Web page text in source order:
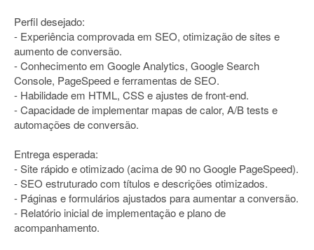
Perfil desejado:
- Experiência comprovada em SEO, otimização de sites e
aumento de conversão.
- Conhecimento em Google Analytics, Google Search
Console, PageSpeed e ferramentas de SEO.
- Habilidade em HTML, CSS e ajustes de front-end.
- Capacidade de implementar mapas de calor, A/B tests e
automações de conversão.
Entrega esperada:
- Site rápido e otimizado (acima de 90 no Google PageSpeed).
- SEO estruturado com títulos e descrições otimizados.
- Páginas e formulários ajustados para aumentar a conversão.
- Relatório inicial de implementação e plano de
acompanhamento.